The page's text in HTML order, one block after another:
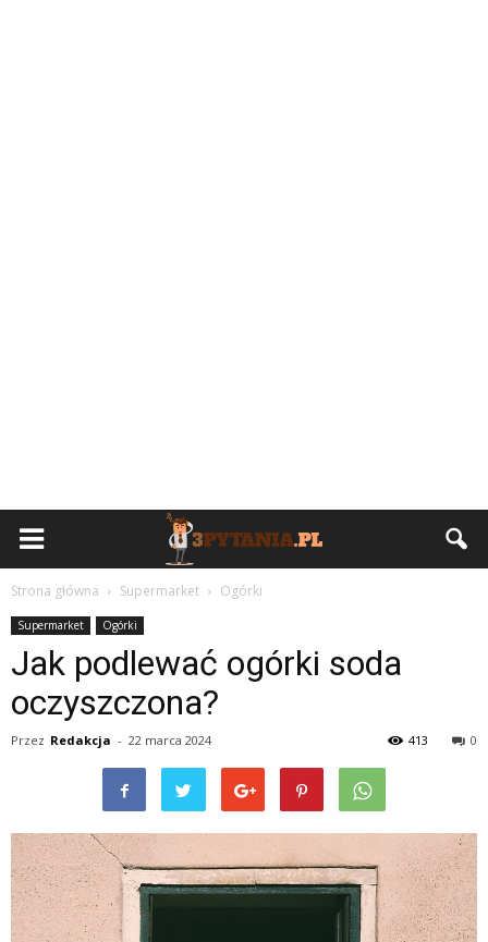
Strona główna Supermarket Ogórki
Supermarket Ogórki
Jak podlewać ogórki soda
oczyszczona?
Przez Redakcja - 22 marca 2024 0
413